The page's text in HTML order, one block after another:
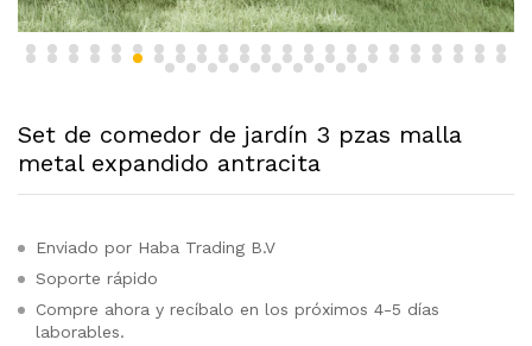
Set de comedor de jardín 3 pzas malla
metal expandido antracita
Enviado por Haba Trading B.V
Soporte rápido
Compre ahora y recíbalo en los próximos 4-5 días
laborables.